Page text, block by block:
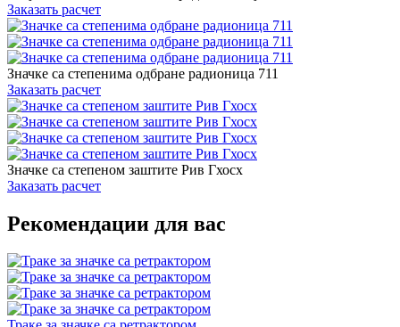
Заказать расчет
Значке са степенима одбране радионица 711
Заказать расчет
Значке са степеном заштите Рив Гхосх
Заказать расчет
Рекомендации для вас